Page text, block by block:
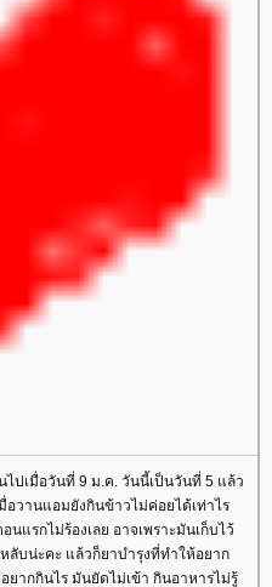
ปเมื่อวันที่ 9 ม.ค. วันนี้เป็นวันที่ 5 แล้ว
อวานแอมยังกินข้าวไม่ค่อยได้เท่าไร
แรกไม่ร้องเลย อาจเพราะมันเก็บไว้
ลับน่ะคะ แล้วก็ยาบำรุงที่ทำให้อยาก
ยากกินไร มันยัดไม่เข้า กินอาหารไม่รู้